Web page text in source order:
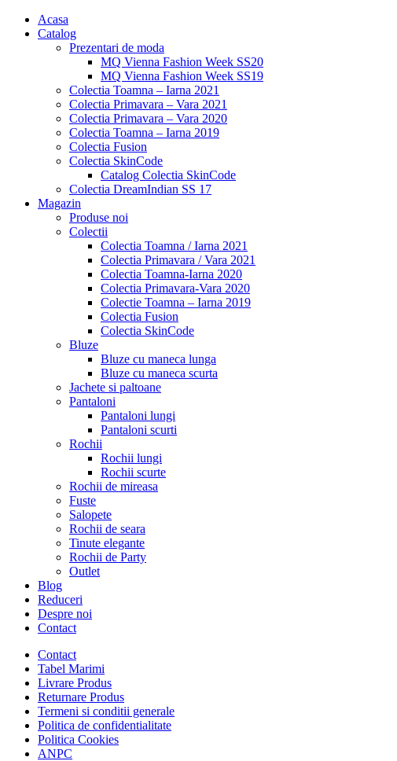
Acasa
Catalog
Prezentari de moda
MQ Vienna Fashion Week SS20
MQ Vienna Fashion Week SS19
Colectia Toamna – Iarna 2021
Colectia Primavara – Vara 2021
Colectia Primavara – Vara 2020
Colectia Toamna – Iarna 2019
Colectia Fusion
Colectia SkinCode
Catalog Colectia SkinCode
Colectia DreamIndian SS 17
Magazin
Produse noi
Colectii
Colectia Toamna / Iarna 2021
Colectia Primavara / Vara 2021
Colectia Toamna-Iarna 2020
Colectia Primavara-Vara 2020
Colectie Toamna – Iarna 2019
Colectia Fusion
Colectia SkinCode
Bluze
Bluze cu maneca lunga
Bluze cu maneca scurta
Jachete si paltoane
Pantaloni
Pantaloni lungi
Pantaloni scurti
Rochii
Rochii lungi
Rochii scurte
Rochii de mireasa
Fuste
Salopete
Rochii de seara
Tinute elegante
Rochii de Party
Outlet
Blog
Reduceri
Despre noi
Contact
Contact
Tabel Marimi
Livrare Produs
Returnare Produs
Termeni si conditii generale
Politica de confidentialitate
Politica Cookies
ANPC